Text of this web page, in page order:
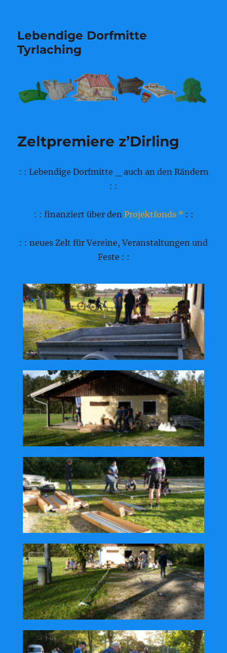
Lebendige Dorfmitte
Tyrlaching
Zeltpremiere z’Dirling
: : Lebendige Dorfmitte _ auch an den Rändern
: :
: : finanziert über den Projektfonds * : :
: : neues Zelt für Vereine, Veranstaltungen und
Feste : :